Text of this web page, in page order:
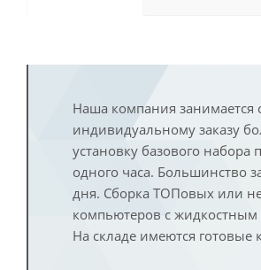
Наша компания занимается
индивидуальному заказу
установку базового
одного часа. Большинство
дня. Сборка ТОПовых или
компьютеров с жидкостным
На складе имеются готовые